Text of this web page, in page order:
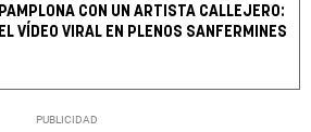
PAMPLONA CON UN ARTISTA CALLEJERO:
EL VÍDEO VIRAL EN PLENOS SANFERMINES